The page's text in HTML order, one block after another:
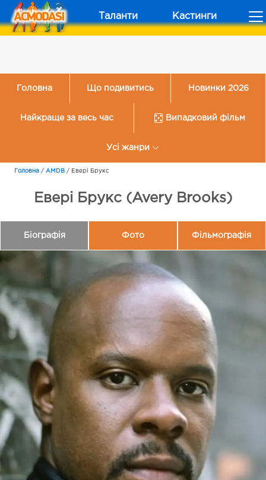
Таланти Кастинги
Головна Що подивитись Новинки 2026
Найкраще за весь час Випадковий фільм
Усі жанри
Головна / AMDB / Евері Брукс
Евері Брукс (Avery Brooks)
Біографія Фото Фільмографія